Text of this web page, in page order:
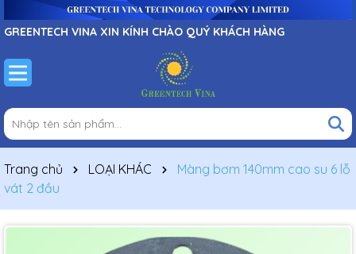
GREENTECH VINA XIN KÍNH CHÀO QUÝ KHÁCH HÀNG
Trang chủ LOẠI KHÁC
Màng bơm 140mm cao su 6 lỗ
vát 2 đầu